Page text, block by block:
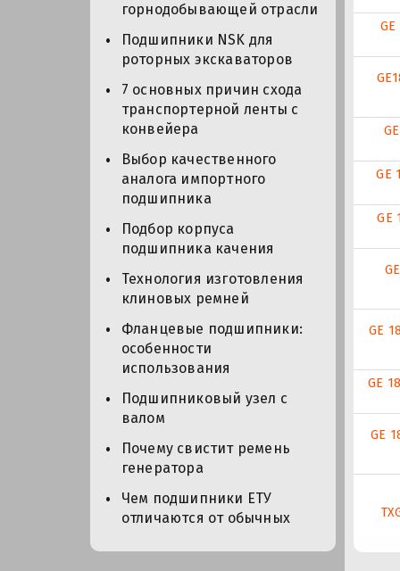
горнодобывающей отрасли
Подшипники NSK для
роторных экскаваторов
7 основных причин схода
транспортерной ленты с
конвейера
Выбор качественного
аналога импортного
подшипника
Подбор корпуса
подшипника качения
Технология изготовления
клиновых ремней
Фланцевые подшипники:
особенности
использования
Подшипниковый узел с
валом
Почему свистит ремень
генератора
Чем подшипники ЕТУ
отличаются от обычных
GE
GE
GE
GE
GE
GE